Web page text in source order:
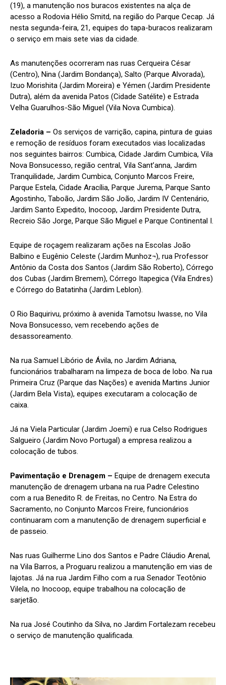
(19), a manutenção nos buracos existentes na alça de
acesso a Rodovia Hélio Smitd, na região do Parque Cecap. Já
nesta segunda-feira, 21, equipes do tapa-buracos realizaram
o serviço em mais sete vias da cidade.
As manutenções ocorreram nas ruas Cerqueira César
(Centro), Nina (Jardim Bondança), Salto (Parque Alvorada),
Izuo Morishita (Jardim Moreira) e Yémen (Jardim Presidente
Dutra), além da avenida Patos (Cidade Satélite) e Estrada
Velha Guarulhos-São Miguel (Vila Nova Cumbica).
Zeladoria – Os serviços de varrição, capina, pintura de guias
e remoção de resíduos foram executados vias localizadas
nos seguintes bairros: Cumbica, Cidade Jardim Cumbica, Vila
Nova Bonsucesso, região central, Vila Sant’anna, Jardim
Tranquilidade, Jardim Cumbica, Conjunto Marcos Freire,
Parque Estela, Cidade Aracília, Parque Jurema, Parque Santo
Agostinho, Taboão, Jardim São João, Jardim IV Centenário,
Jardim Santo Expedito, Inocoop, Jardim Presidente Dutra,
Recreio São Jorge, Parque São Miguel e Parque Continental I.
Equipe de roçagem realizaram ações na Escolas João
Balbino e Eugênio Celeste (Jardim Munhoz¬), rua Professor
Antônio da Costa dos Santos (Jardim São Roberto), Córrego
dos Cubas (Jardim Bremem), Córrego Itapegica (Vila Endres)
e Córrego do Batatinha (Jardim Leblon).
O Rio Baquirivu, próximo à avenida Tamotsu Iwasse, no Vila
Nova Bonsucesso, vem recebendo ações de
desassoreamento.
Na rua Samuel Libório de Ávila, no Jardim Adriana,
funcionários trabalharam na limpeza de boca de lobo. Na rua
Primeira Cruz (Parque das Nações) e avenida Martins Junior
(Jardim Bela Vista), equipes executaram a colocação de
caixa.
Já na Viela Particular (Jardim Joemi) e rua Celso Rodrigues
Salgueiro (Jardim Novo Portugal) a empresa realizou a
colocação de tubos.
Pavimentação e Drenagem – Equipe de drenagem executa
manutenção de drenagem urbana na rua Padre Celestino
com a rua Benedito R. de Freitas, no Centro. Na Estra do
Sacramento, no Conjunto Marcos Freire, funcionários
continuaram com a manutenção de drenagem superficial e
de passeio.
Nas ruas Guilherme Lino dos Santos e Padre Cláudio Arenal,
na Vila Barros, a Proguaru realizou a manutenção em vias de
lajotas. Já na rua Jardim Filho com a rua Senador Teotônio
Vilela, no Inocoop, equipe trabalhou na colocação de
sarjetão.
Na rua José Coutinho da Silva, no Jardim Fortalezam recebeu
o serviço de manutenção qualificada.